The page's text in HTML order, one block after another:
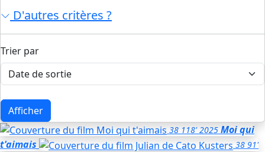
D'autres critères ?
Trier par
Afficher
38 118' 2025 Moi qui
t'aimais
38 91'